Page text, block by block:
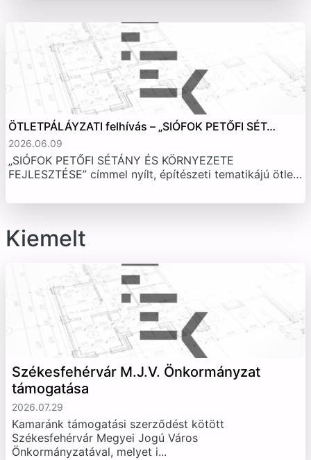
ÖTLETPÁLÁYZATI felhívás – „SIÓFOK PETŐFI SÉT…
2026.06.09
„SIÓFOK PETŐFI SÉTÁNY ÉS KÖRNYEZETE
FEJLESZTÉSE” címmel nyílt, építészeti tematikájú ötle…
Kiemelt
Székesfehérvár M.J.V. Önkormányzat
támogatása
2026.07.29
Kamaránk támogatási szerződést kötött
Székesfehérvár Megyei Jogú Város
Önkormányzatával, melyet i...